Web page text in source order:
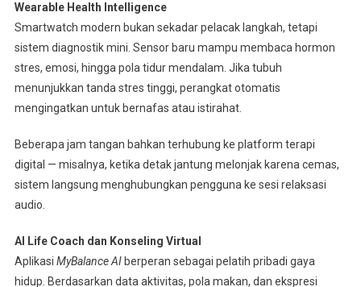
Wearable Health Intelligence
Smartwatch modern bukan sekadar pelacak langkah, tetapi
sistem diagnostik mini. Sensor baru mampu membaca hormon
stres, emosi, hingga pola tidur mendalam. Jika tubuh
menunjukkan tanda stres tinggi, perangkat otomatis
mengingatkan untuk bernafas atau istirahat.
Beberapa jam tangan bahkan terhubung ke platform terapi
digital — misalnya, ketika detak jantung melonjak karena cemas,
sistem langsung menghubungkan pengguna ke sesi relaksasi
audio.
AI Life Coach dan Konseling Virtual
Aplikasi MyBalance AIberperan sebagai pelatih pribadi gaya
hidup. Berdasarkan data aktivitas, pola makan, dan ekspresi